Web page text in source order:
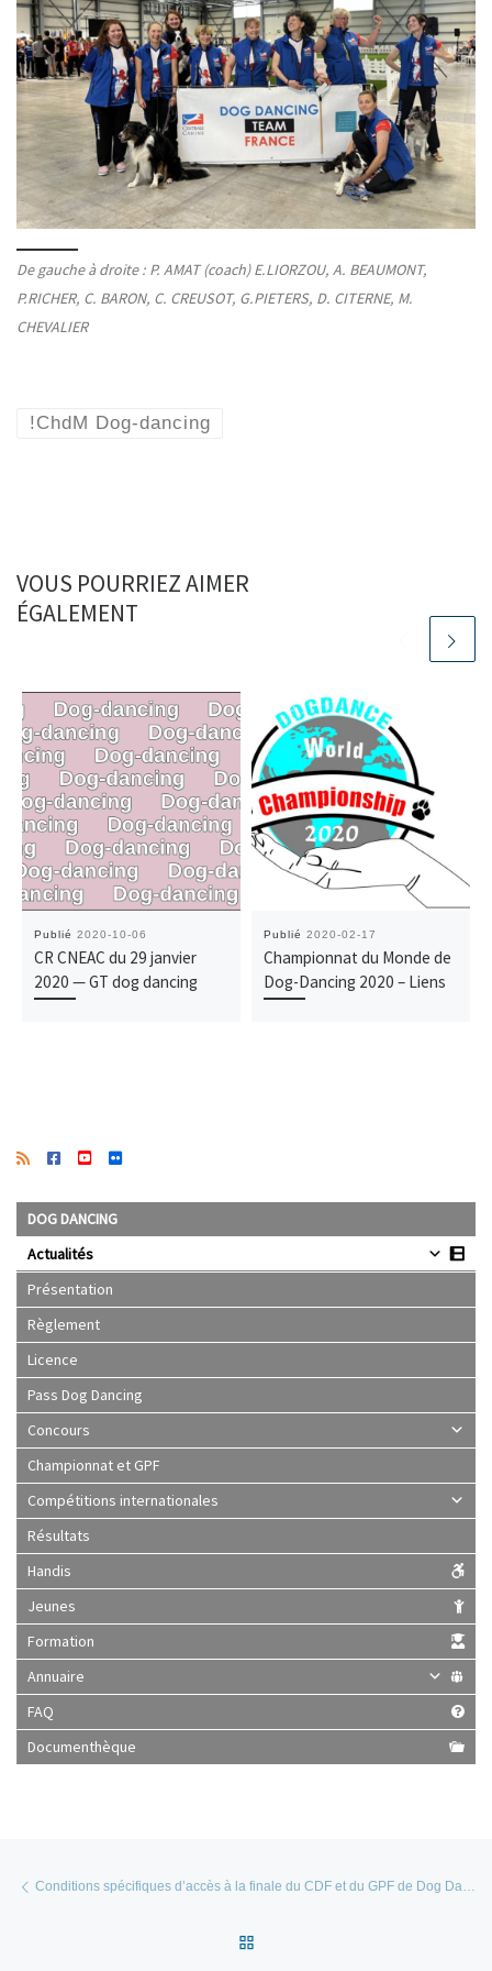
De gauche à droite : P. AMAT (coach) E.LIORZOU, A. BEAUMONT,
P.RICHER, C. BARON, C. CREUSOT, G.PIETERS, D. CITERNE, M.
CHEVALIER
!ChdM Dog-dancing
VOUS POURRIEZ AIMER
ÉGALEMENT
Publié 2020-10-06
CR CNEAC du 29 janvier
2020 — GT dog dancing
Publié 2020-02-17
Championnat du Monde de
Dog-Dancing 2020 – Liens
DOG DANCING
Actualités
Présentation
Règlement
Licence
Pass Dog Dancing
Concours
Championnat et GPF
Compétitions internationales
Résultats
Handis
Jeunes
Formation
Annuaire
FAQ
Documenthèque
Parcourir les articles Conditions spécifiques d’accès à la finale du CDF et du GPF de Dog Dancing